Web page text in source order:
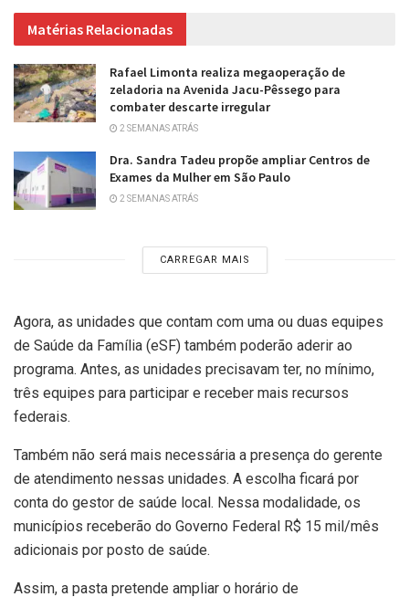
Matérias Relacionadas
Rafael Limonta realiza megaoperação de
zeladoria na Avenida Jacu-Pêssego para
combater descarte irregular
2 SEMANAS ATRÁS
Dra. Sandra Tadeu propõe ampliar Centros de
Exames da Mulher em São Paulo
2 SEMANAS ATRÁS
CARREGAR MAIS
Agora, as unidades que contam com uma ou duas equipes
de Saúde da Família (eSF) também poderão aderir ao
programa. Antes, as unidades precisavam ter, no mínimo,
três equipes para participar e receber mais recursos
federais.
Também não será mais necessária a presença do gerente
de atendimento nessas unidades. A escolha ficará por
conta do gestor de saúde local. Nessa modalidade, os
municípios receberão do Governo Federal R$ 15 mil/mês
adicionais por posto de saúde.
Assim, a pasta pretende ampliar o horário de